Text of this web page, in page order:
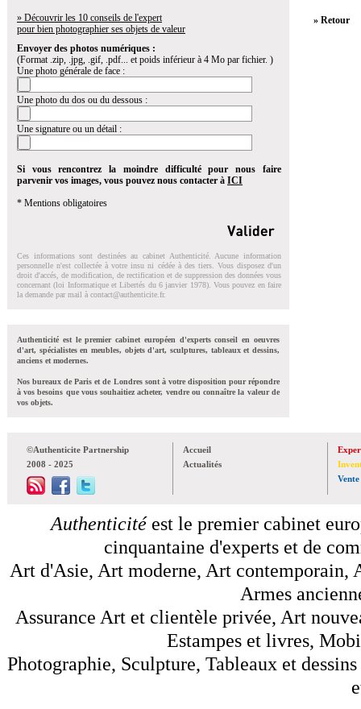
» Découvrir les 10 conseils de l'expert
pour bien photographier ses objets de valeur
Envoyer des photos numériques :
(Format .zip, .jpg, .gif, .pdf... et poids inférieur à 4 Mo par fichier. )
Une photo générale de face :
Une photo du dos ou du dessous :
Une signature ou un détail :
Si vous rencontrez la moindre difficulté pour nous faire
parvenir vos images, vous pouvez nous contacter à ICI
* Mentions obligatoires
Ces informations sont destinées au cabinet Authenticité. Aucune information
personnelle n'est collectée à votre insu ni cédée à des tiers. Vous disposez d'un
droit d'accés, de modification, de rectification et de suppression des données vous
concernant (loi Informatique et Libertés du 6 janvier 1978). Vous pouvez en faire
la demande par mail à contact@authenticite.fr.
Authenticité est le premier cabinet européen d'experts conseil en oeuvres
d'art, spécialistes en meubles, objets d'art, sculptures, tableaux et dessins,
anciens et modernes.
Nos bureaux de Paris et de Londres sont à votre disposition pour répondre
à vos besoins que vous souhaitiez acheter, vendre ou connaître la valeur de
vos objets.
» Retour
©Authenticite Partnership
2008 - 2025
Accueil
Actualités
Vente
Authenticitéest le premier cabinet
cinquantaine d'experts et de
Art d'Asie, Art moderne, Art contemporain,
Armes
Assurance Art et clientèle privée, Art
Estampes et livres,
Photographie, Sculpture, Tableaux et